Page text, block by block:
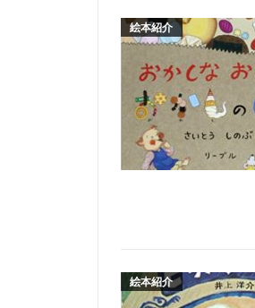
絵本紹介
絵本紹介